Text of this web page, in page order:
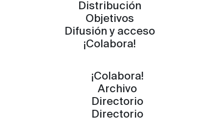
Distribución
Objetivos
Difusión y acceso
¡Colabora!
¡Colabora!
Archivo
Directorio
Directorio